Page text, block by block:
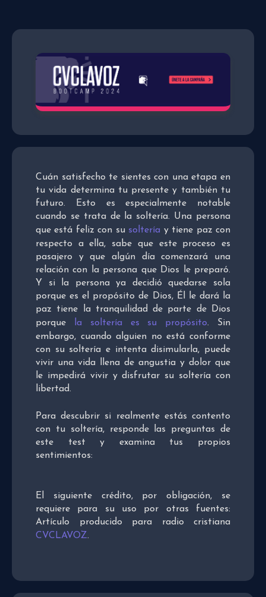
Cuán satisfecho te sientes con una etapa en
tu vida determina tu presente y también tu
futuro. Esto es especialmente notable
cuando se trata de la soltería. Una persona
que está feliz con su soltería y tiene paz con
respecto a ella, sabe que este proceso es
pasajero y que algún día comenzará una
relación con la persona que Dios le preparó.
Y si la persona ya decidió quedarse sola
porque es el propósito de Dios, Él le dará la
paz tiene la tranquilidad de parte de Dios
porque
la soltería es su propósito. Sin
embargo, cuando alguien no está conforme
con su soltería e intenta disimularla, puede
vivir una vida llena de angustia y dolor que
le impedirá vivir y disfrutar su soltería con
libertad.
Para descubrir si realmente estás contento
con tu soltería, responde las preguntas de
este test y examina tus propios
sentimientos:
El siguiente crédito, por obligación, se
requiere para su uso por otras fuentes:
Artículo producido para radio cristiana
CVCLAVOZ.